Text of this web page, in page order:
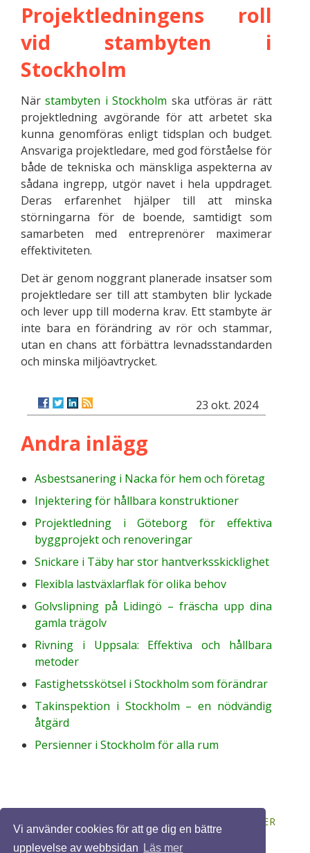
Vi använder cookies för att ge dig en bättre
upplevelse av webbsidan
Läs mer
Projektledningens roll
vid stambyten i
Stockholm
Närstambyten i Stockholm ska utföras är rätt
projektledning avgörande för att arbetet ska
kunna genomföras enligt tidsplan och budget.
Ansvariga projektledare, med god förståelse för
både de tekniska och mänskliga aspekterna av
sådana ingrepp, utgör navet i hela uppdraget.
Deras erfarenhet hjälper till att minska
störningarna för de boende, samtidigt som
samarbeten med entreprenörer maximerar
effektiviteten.
Det är genom noggrant planerade insatser som
projektledare ser till att stambyten blir lyckade
och lever upp till moderna krav. Ett stambyte är
inte bara en förändring av rör och stammar,
utan en chans att förbättra levnadsstandarden
och minska miljöavtrycket.
23 okt. 2024
Andra inlägg
Asbestsanering i Nacka för hem och företag
Injektering för hållbara konstruktioner
Projektledning i Göteborg för effektiva
byggprojekt och renoveringar
Snickare i Täby har stor hantverksskicklighet
Flexibla lastväxlarflak för olika behov
Golvslipning på Lidingö – fräscha upp dina
gamla trägolv
Rivning i Uppsala: Effektiva och hållbara
metoder
Fastighetsskötsel i Stockholm som förändrar
Takinspektion i Stockholm – en nödvändig
åtgärd
Persienner i Stockholm för alla rum
© 2026 BYGGASJÄLV.ORG. ALLA RÄTTIGHETER
FÖRBEHÅLLNA. DESIGN BYFCT